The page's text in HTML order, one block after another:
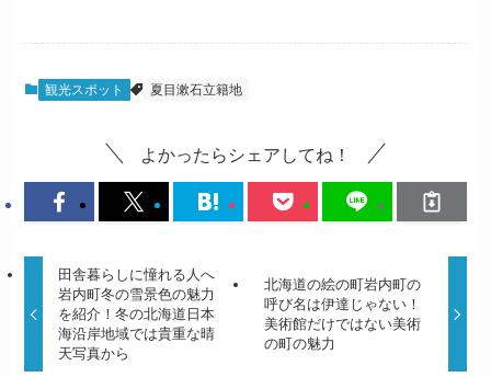
観光スポット 夏目漱石立籍地
よかったらシェアしてね！
田舎暮らしに憧れる人へ
岩内町冬の雪景色の魅力
を紹介！冬の北海道日本
海沿岸地域では貴重な晴
天写真から
北海道の絵の町岩内町の
呼び名は伊達じゃない！
美術館だけではない美術
の町の魅力